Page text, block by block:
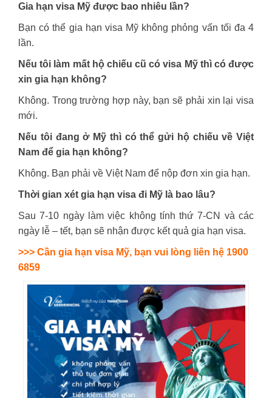
Gia hạn visa Mỹ được bao nhiêu lần?
Bạn có thể gia hạn visa Mỹ không phỏng vấn tối đa 4
lần.
Nếu tôi làm mất hộ chiếu cũ có visa Mỹ thì có được
xin gia hạn không?
Không. Trong trường hợp này, bạn sẽ phải xin lại visa
mới.
Nếu tôi đang ở Mỹ thì có thể gửi hộ chiếu về Việt
Nam để gia hạn không?
Không. Bạn phải về Việt Nam để nộp đơn xin gia hạn.
Thời gian xét gia hạn visa đi Mỹ là bao lâu?
Sau 7-10 ngày làm việc không tính thứ 7-CN và các
ngày lễ – tết, bạn sẽ nhận được kết quả gia hạn visa.
>>> Cần gia hạn visa Mỹ, bạn vui lòng liên hệ 1900
6859